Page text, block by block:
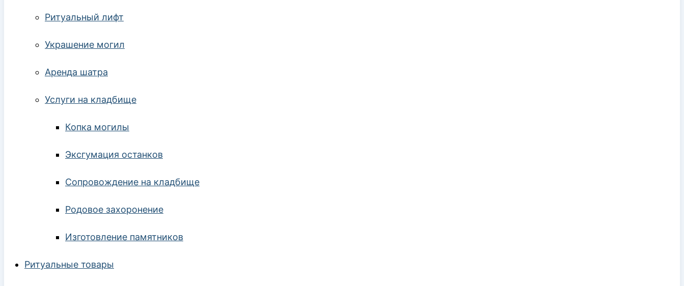
Ритуальный лифт
Украшение могил
Аренда шатра
Услуги на кладбище
Копка могилы
Эксгумация останков
Сопровождение на кладбище
Родовое захоронение
Изготовление памятников
Ритуальные товары